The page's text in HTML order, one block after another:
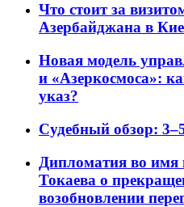
Что стоит за
Азербайджана в
Новая модель
и «Азеркосмоса»:
указ?
Судебный обзор:
Дипломатия во имя
Токаева о
возобновлении